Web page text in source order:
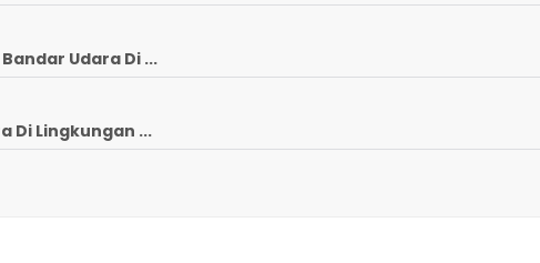
Udara Di ...
Di Lingkungan ...